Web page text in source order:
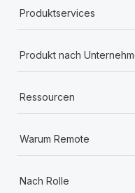
Produktservices
Produkt nach
Ressourcen
Warum Remote
Nach Rolle